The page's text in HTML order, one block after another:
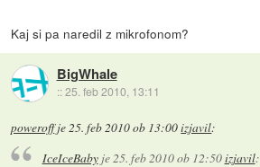
Kaj si pa naredil z mikrofonom?
BigWhale
::25. feb 2010, 13:11
poweroffje25. feb 2010 ob 13:00izjavil:
IceIceBabyje 25. feb 2010 ob 12:50izjavil: